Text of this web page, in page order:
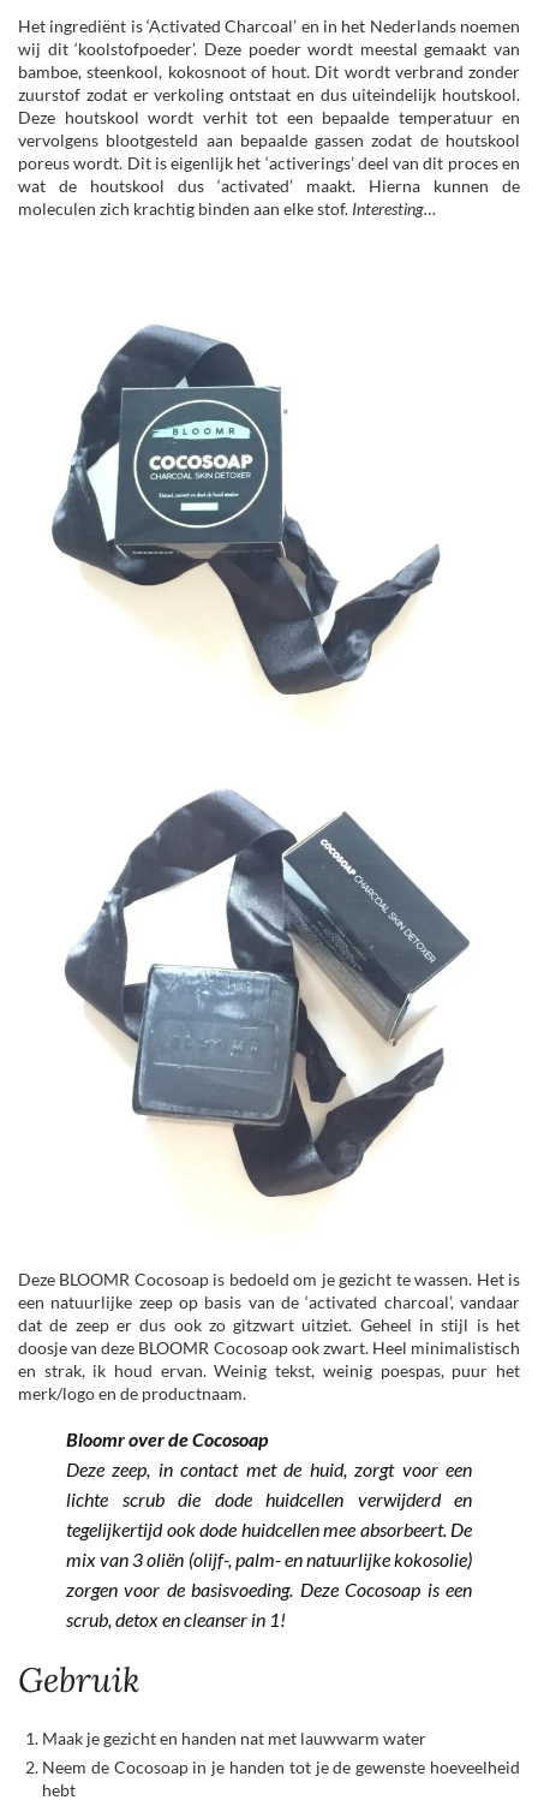
Het ingrediënt is ‘Activated Charcoal’ en in het Nederlands noemen
wij dit ‘koolstofpoeder’. Deze poeder wordt meestal gemaakt van
bamboe, steenkool, kokosnoot of hout. Dit wordt verbrand zonder
zuurstof zodat er verkoling ontstaat en dus uiteindelijk houtskool.
Deze houtskool wordt verhit tot een bepaalde temperatuur en
vervolgens blootgesteld aan bepaalde gassen zodat de houtskool
poreus wordt. Dit is eigenlijk het ‘activerings’ deel van dit proces en
wat de houtskool dus ‘activated’ maakt. Hierna kunnen de
moleculen zich krachtig binden aan elke stof. Interesting…
Deze BLOOMR Cocosoap is bedoeld om je gezicht te wassen. Het is
een natuurlijke zeep op basis van de ‘activated charcoal’, vandaar
dat de zeep er dus ook zo gitzwart uitziet. Geheel in stijl is het
doosje van deze BLOOMR Cocosoap ook zwart. Heel minimalistisch
en strak, ik houd ervan. Weinig tekst, weinig poespas, puur het
merk/logo en de productnaam.
Bloomr over de Cocosoap
Deze zeep, in contact met de huid, zorgt voor een
lichte scrub die dode huidcellen verwijderd en
tegelijkertijd ook dode huidcellen mee absorbeert. De
mix van 3 oliën (olijf-, palm- en natuurlijke kokosolie)
zorgen voor de basisvoeding. Deze Cocosoap is een
scrub, detox en cleanser in 1!
Gebruik
Maak je gezicht en handen nat met lauwwarm water
Neem de Cocosoap in je handen tot je de gewenste hoeveelheid
hebt